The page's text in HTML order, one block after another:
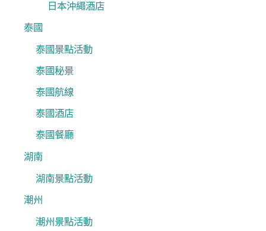
日本沖繩酒店
泰國
泰國景點活動
泰國秘景
泰國航線
泰國酒店
泰國餐廳
湖南
湖南景點活動
潮州
潮州景點活動